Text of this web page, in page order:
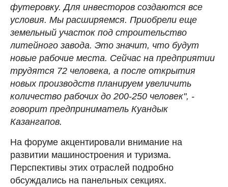
футеровку. Для инвесторов создаются все
условия. Мы расширяемся. Приобрели еще
земельный участок под строительство
литейного завода. Это значит, что будут
новые рабочие места. Сейчас на предприятии
трудятся 72 человека, а после открытия
новых производств планируем увеличить
количество рабочих до 200-250 человек", -
говорит предприниматель Куандык
Казангапов.
На форуме акцентировали внимание на
развитии машиностроения и туризма.
Перспективы этих отраслей подробно
обсуждались на панельных секциях.